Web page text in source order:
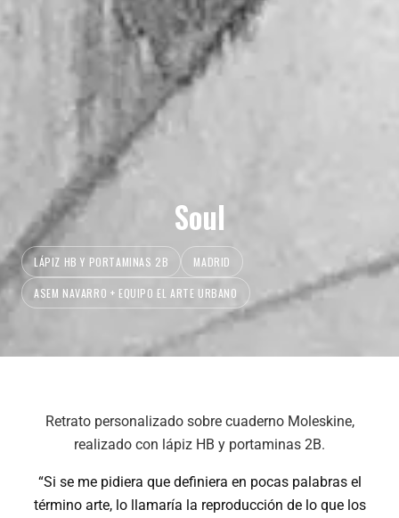
Soul
LÁPIZ HB Y PORTAMINAS 2B MADRID
ASEM NAVARRO + EQUIPO EL ARTE URBANO
Retrato personalizado sobre cuaderno Moleskine,
realizado con lápiz HB y portaminas 2B.
“Si se me pidiera que definiera en pocas palabras el
término arte, lo llamaría la reproducción de lo que los